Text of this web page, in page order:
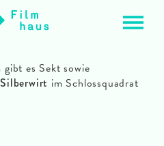
es Sekt sowie
Silberwirt im Schlossquadrat